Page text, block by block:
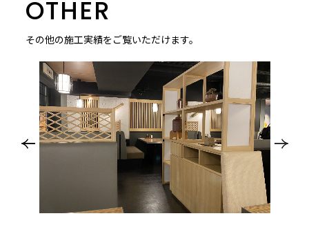
OTHER
その他の施工実績をご覧いただけます。